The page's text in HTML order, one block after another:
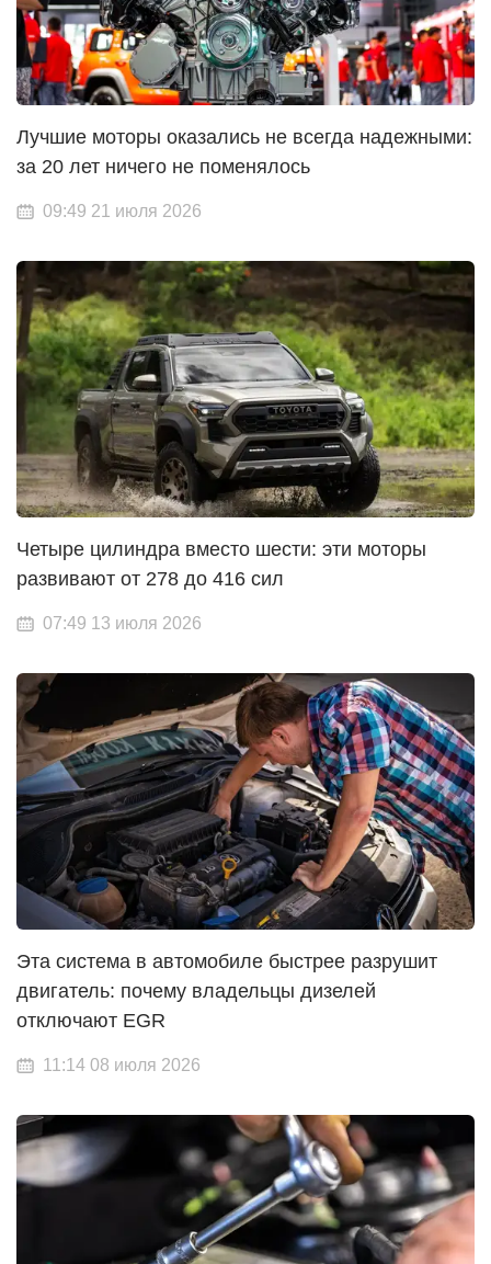
Лучшие моторы оказались не всегда надежными:
за 20 лет ничего не поменялось
09:49 21 июля 2026
Четыре цилиндра вместо шести: эти моторы
развивают от 278 до 416 сил
07:49 13 июля 2026
Эта система в автомобиле быстрее разрушит
двигатель: почему владельцы дизелей
отключают EGR
11:14 08 июля 2026